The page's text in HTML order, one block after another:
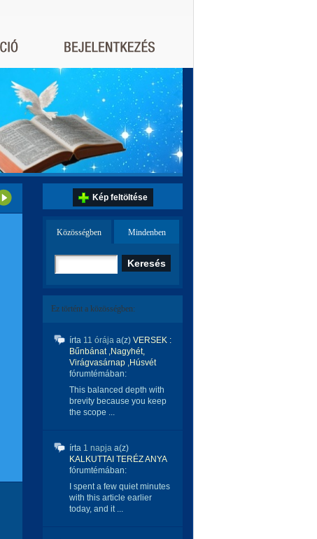
Kép feltöltése
Közösségben Mindenben
Ez történt a közösségben:
írta 11 órája a(z) VERSEK :
Bűnbánat ,Nagyhét,
Virágvasárnap ,Húsvét
fórumtémában:
This balanced depth with
brevity because you keep
the scope ...
írta 1 napja a(z)
KALKUTTAI TERÉZ ANYA
fórumtémában:
I spent a few quiet minutes
with this article earlier
today, and it ...